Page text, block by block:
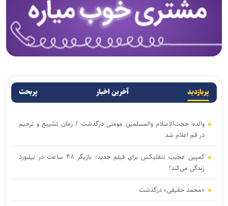
پربازدید آخرین اخبار پربحث
والده حجت‌الاسلام والمسلمین مومنی درگذشت / زمان تشییع و ترحیم
در قم اعلام شد
کمپین عجیب نتفلیکس برای فیلم جدید؛ بازیگر ۴۸ ساعت در بیلبورد
زندگی می‌کند!
«محمد حقیقی» درگذشت